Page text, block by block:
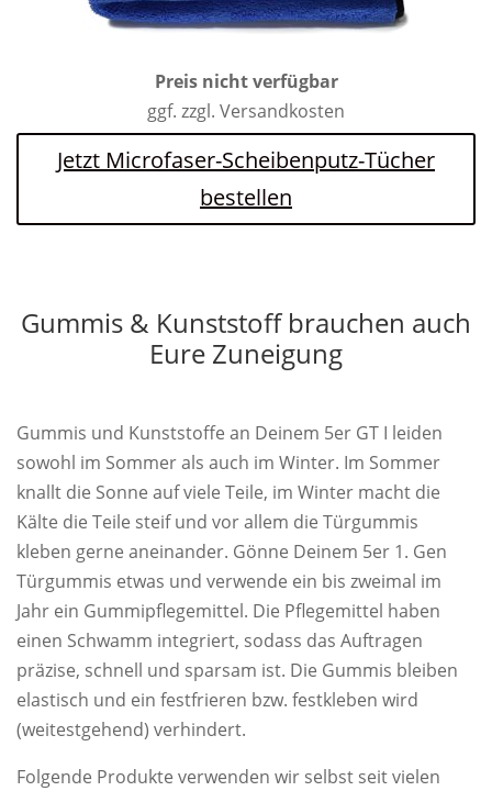
Preis nicht verfügbar
ggf. zzgl. Versandkosten
Jetzt Microfaser-Scheibenputz-Tücher
bestellen
Gummis & Kunststoff brauchen auch
Eure Zuneigung
Gummis und Kunststoffe an Deinem 5er GT I leiden
sowohl im Sommer als auch im Winter. Im Sommer
knallt die Sonne auf viele Teile, im Winter macht die
Kälte die Teile steif und vor allem die Türgummis
kleben gerne aneinander. Gönne Deinem 5er 1. Gen
Türgummis etwas und verwende ein bis zweimal im
Jahr ein Gummipflegemittel. Die Pflegemittel haben
einen Schwamm integriert, sodass das Auftragen
präzise, schnell und sparsam ist. Die Gummis bleiben
elastisch und ein festfrieren bzw. festkleben wird
(weitestgehend) verhindert.
Folgende Produkte verwenden wir selbst seit vielen